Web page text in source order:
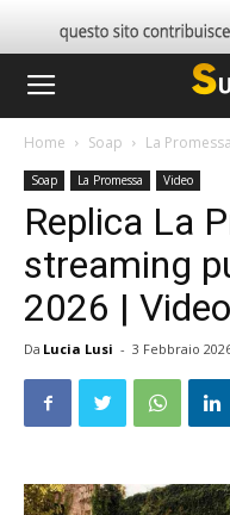
Home Soap La Promessa
Soap La Promessa Video
Replica La
streaming
2026 |
Da Lucia Lusi - 3 Febbraio